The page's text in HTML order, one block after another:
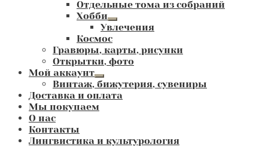
Отдельные тома из собраний
Хобби
Развернутое
вложенное
меню
Увлечения
Космос
Гравюры, карты, рисунки
Открытки, фото
Мой аккаунт
Развернутое
вложенное
меню
Винтаж, бижутерия, сувениры
Доставка и оплата
Мы покупаем
О нас
Контакты
Лингвистика и культурология